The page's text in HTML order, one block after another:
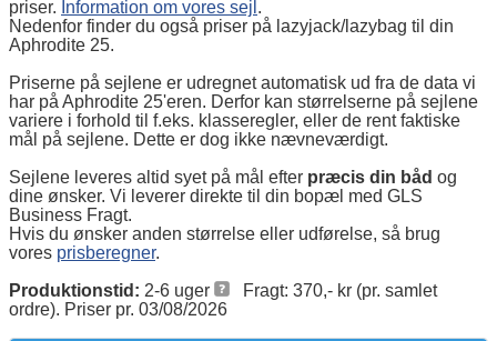
priser. Information om vores sejl .
Nedenfor finder du også priser på lazyjack/lazybag til din
Aphrodite 25.
Priserne på sejlene er udregnet automatisk ud fra de data vi
har på Aphrodite 25'eren. Derfor kan størrelserne på sejlene
variere i forhold til f.eks. klasseregler, eller de rent faktiske
mål på sejlene. Dette er dog ikke nævneværdigt.
Sejlene leveres altid syet på mål efter præcis din båd og
dine ønsker. Vi leverer direkte til din bopæl med GLS
Business Fragt.
Hvis du ønsker anden størrelse eller udførelse, så brug
vores prisberegner.
Produktionstid: 2-6 uger
Fragt: 370,- kr (pr. samlet
ordre). Priser pr. 03/08/2026